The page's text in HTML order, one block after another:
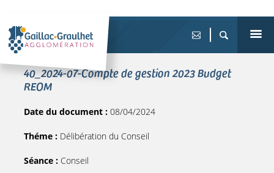
40_2024-07-Compte de gestion 2023 Budget
REOM
Date du document : 08/04/2024
Théme : Délibération du Conseil
Séance : Conseil